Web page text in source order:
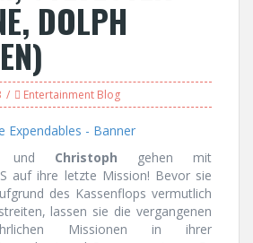
DOLPH
Entertainment Blog
und Christoph gehen mit
auf ihre letzte Mission! Bevor sie
des Kassenflops vermutlich
lassen sie die vergangenen
Missionen in ihrer